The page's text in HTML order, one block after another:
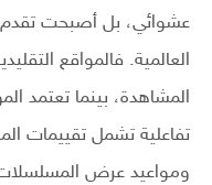
عشوائي، بل أصبحت
العالمية. فالمواقع
المشاهدة، بينما تعتمد
تفاعلية تشمل تقييمات
ومواعيد عرض